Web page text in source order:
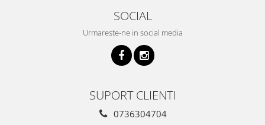
SOCIAL
Urmareste-ne in social media
SUPORT CLIENTI
0736304704